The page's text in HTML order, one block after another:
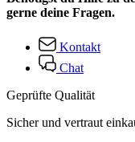
gerne deine Fragen.
Kontakt
Chat
Geprüfte Qualität
Sicher und vertraut